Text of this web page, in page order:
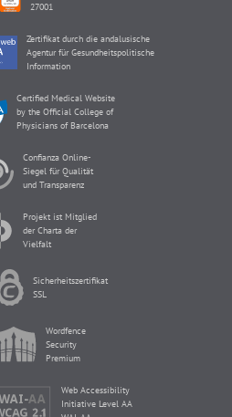
27001
Zertifikat durch die andalusische
Agentur für Gesundheitspolitische
Information
Certified Medical Website
by the Official College of
Physicians of Barcelona
Confianza Online-
Siegel für Qualität
und Transparenz
Projekt ist Mitglied
der Charta der
Vielfalt
Sicherheitszertifikat
SSL
Wordfence
Security
Premium
Web Accessibility
Initiative Level AA